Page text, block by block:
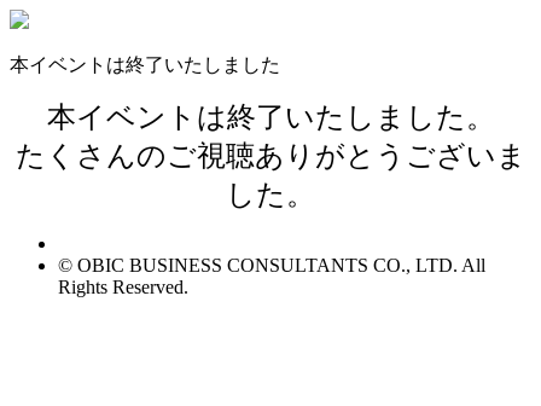
本イベントは終了いたしました
本イベントは終了いたしました。
たくさんのご視聴ありがとうございま
した。
© OBIC BUSINESS CONSULTANTS CO., LTD. All
Rights Reserved.